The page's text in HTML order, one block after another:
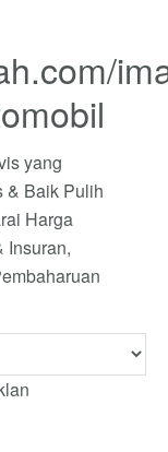
yang
& Baik Pulih
Harga
Insuran,